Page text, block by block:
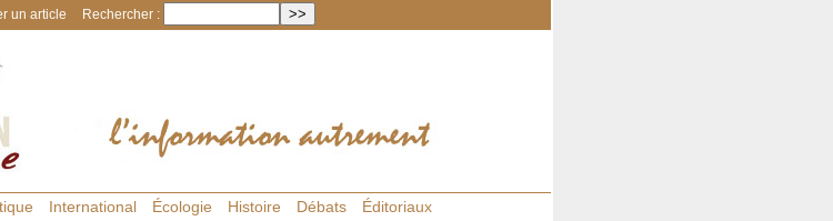
un article Rechercher :
International Écologie Histoire Débats Éditoriaux